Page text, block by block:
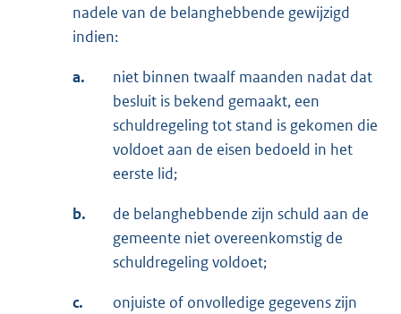
nadele van de belanghebbende gewijzigd
indien:
a.
niet binnen twaalf maanden nadat dat
besluit is bekend gemaakt, een
schuldregeling tot stand is gekomen die
voldoet aan de eisen bedoeld in het
eerste lid;
b.
de belanghebbende zijn schuld aan de
gemeente niet overeenkomstig de
schuldregeling voldoet;
c.
onjuiste of onvolledige gegevens zijn